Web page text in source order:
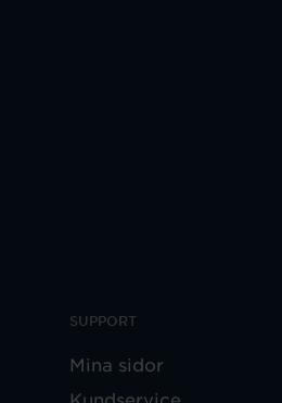
SUPPORT
Mina sidor
Kundservice